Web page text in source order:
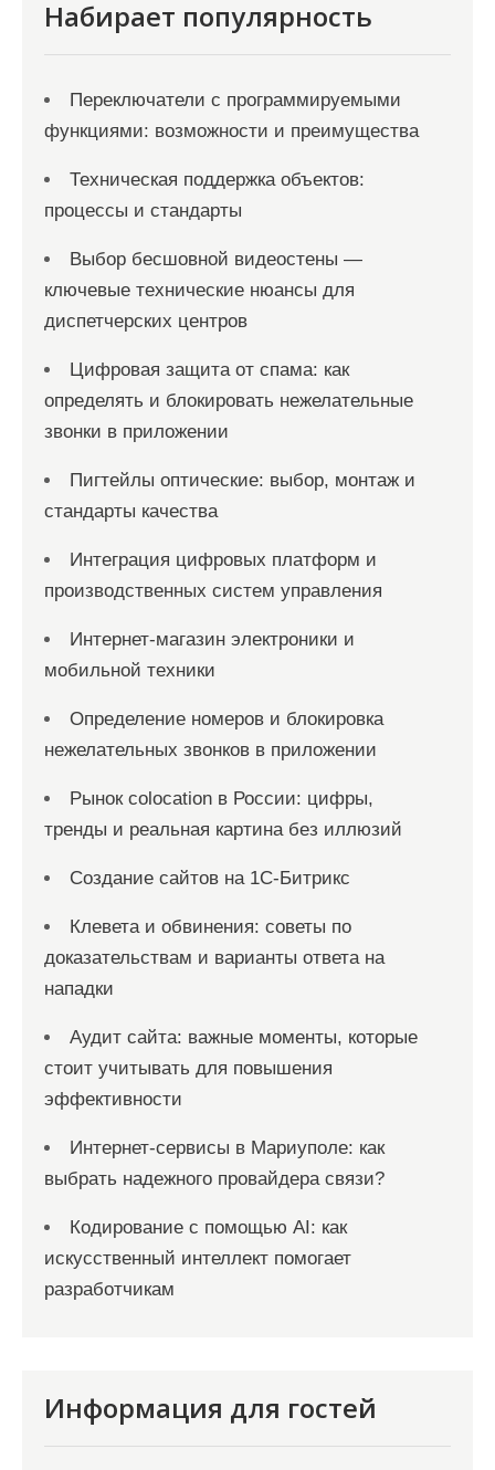
м
Набирает популярность
Переключатели с программируемыми
функциями: возможности и преимущества
Техническая поддержка объектов:
процессы и стандарты
Выбор бесшовной видеостены —
ключевые технические нюансы для
диспетчерских центров
Цифровая защита от спама: как
определять и блокировать нежелательные
звонки в приложении
Пигтейлы оптические: выбор, монтаж и
стандарты качества
Интеграция цифровых платформ и
производственных систем управления
Интернет-магазин электроники и
мобильной техники
Определение номеров и блокировка
нежелательных звонков в приложении
Рынок colocation в России: цифры,
тренды и реальная картина без иллюзий
Создание сайтов на 1С-Битрикс
Клевета и обвинения: советы по
доказательствам и варианты ответа на
нападки
Аудит сайта: важные моменты, которые
стоит учитывать для повышения
эффективности
Интернет-сервисы в Мариуполе: как
выбрать надежного провайдера связи?
Кодирование с помощью AI: как
искусственный интеллект помогает
разработчикам
Информация для гостей